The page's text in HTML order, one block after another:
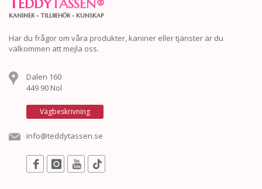
EDDYTASSEN®
KANINER - TILLBEHÖR - KUNSKAP
Har du frågor om våra produkter, kaniner eller tjänster är du
välkommen att mejla oss.
Dalen 160
449 90 Nol
Vägbeskrivning
info@teddytassen.se